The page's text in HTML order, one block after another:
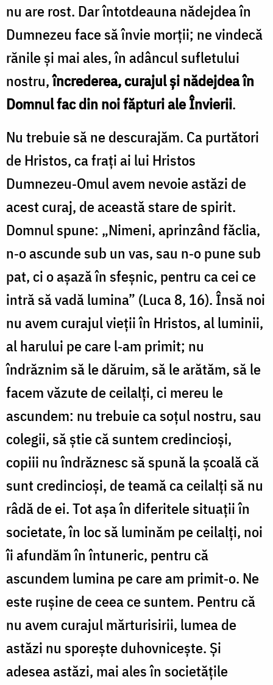
nu are rost. Dar întotdeauna nădejdea în
Dumnezeu face să învie morţii; ne vindecă
rănile şi mai ales, în adâncul sufletului
nostru,încrederea, curajul şi nădejdea în
Domnul fac din noi făpturi ale Învierii.
Nu trebuie să ne descurajăm. Ca purtători
de Hristos, ca frați ai lui Hristos
Dumnezeu‑Omul avem nevoie astăzi de
acest curaj, de această stare de spirit.
Domnul spune: „Nimeni, aprinzând făclia,
n‑o ascunde sub un vas, sau n‑o pune sub
pat, ci o așază în sfeșnic, pentru ca cei ce
intră să vadă lumina” (Luca 8, 16). Însă noi
nu avem curajul vieţii în Hristos, al luminii,
al harului pe care l‑am primit; nu
îndrăznim să le dăruim, să le arătăm, să le
facem văzute de ceilalţi, ci mereu le
ascundem: nu trebuie ca soţul nostru, sau
colegii, să ştie că suntem credincioşi,
copiii nu îndrăznesc să spună la şcoală că
sunt credincioşi, de teamă ca ceilalţi să nu
râdă de ei. Tot aşa în diferitele situaţii în
societate, în loc să luminăm pe ceilalţi, noi
îi afundăm în întuneric, pentru că
ascundem lumina pe care am primit‑o. Ne
este ruşine de ceea ce suntem. Pentru că
nu avem curajul mărturisirii, lumea de
astăzi nu sporește duhovnicește. Şi
adesea astăzi, mai ales în societăţile